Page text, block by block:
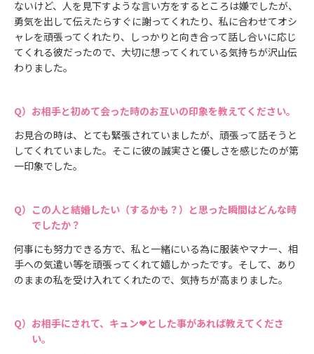
ないけど、人を見下すような言い方をするところは嫌でしたが、
勇気を出して伝えたらすぐに謝ってくれたり、私に合わせてオシ
ャレを頑張ってくれたり、しっかりと向き合って話し合いに応じ
てくれる彼だったので、大切に想ってくれている気持ちが沢山伝
わりました。
お相手と初めて会った時のお互いの印象を教えてください。
お見合の時は、とても緊張されていましたが、頑張って話そうと
してくれていました。そこに彼の誠実さと優しさを感じたのが第
一印象でした。
この人と結婚したい（するかも？）と思った瞬間はどんな時
でしたか？
何事にも努力できる方で、私と一緒にいる為に服装やマナー、相
手への気遣い等を頑張ってくれて嬉しかったです。そして、あり
のままの私を受け入れてくれたので、気持ちが高まりました。
お相手にされて、キュン❤とした事があれば教えてくださ
い。